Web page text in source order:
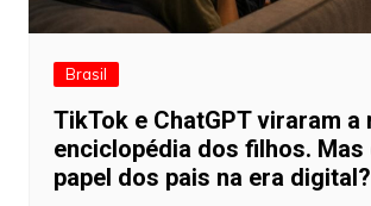
Brasil
TikTok e ChatGPT viraram a
enciclopédia dos filhos. Mas
papel dos pais na era digital?